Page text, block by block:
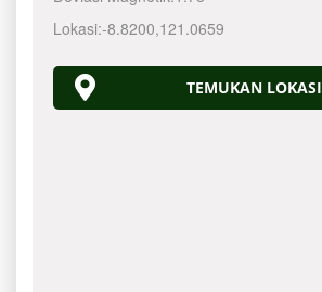
Lokasi:-8.8200,121.0660
TEMUKAN LOKASI